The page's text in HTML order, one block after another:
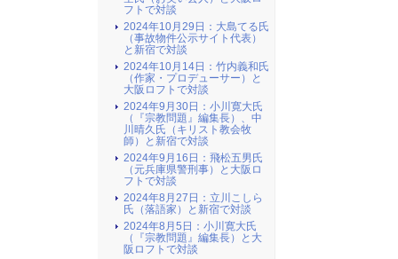
フトで対談
2024年10月29日：大島てる氏
（事故物件公示サイト代表）
と新宿で対談
2024年10月14日：竹内義和氏
（作家・プロデューサー）と
大阪ロフトで対談
2024年9月30日：小川寛大氏
（『宗教問題』編集長）、中
川晴久氏（キリスト教会牧
師）と新宿で対談
2024年9月16日：飛松五男氏
（元兵庫県警刑事）と大阪ロ
フトで対談
2024年8月27日：立川こしら
氏（落語家）と新宿で対談
2024年8月5日：小川寛大氏
（『宗教問題』編集長）と大
阪ロフトで対談